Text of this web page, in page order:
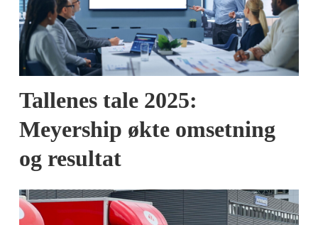
Tallenes tale 2025:
Meyership økte omsetning
og resultat